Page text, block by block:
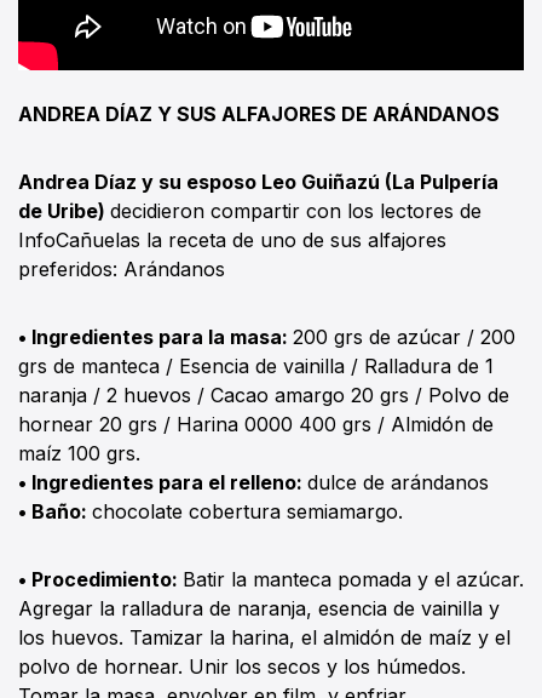
ANDREA DÍAZ Y SUS ALFAJORES DE ARÁNDANOS
Andrea Díaz y su esposo Leo Guiñazú (La Pulpería
de Uribe) decidieron compartir con los lectores de
InfoCañuelas la receta de uno de sus alfajores
preferidos: Arándanos
• Ingredientes para la masa: 200 grs de azúcar / 200
grs de manteca / Esencia de vainilla / Ralladura de 1
naranja / 2 huevos / Cacao amargo 20 grs / Polvo de
hornear 20 grs / Harina 0000 400 grs / Almidón de
maíz 100 grs.
• Ingredientes para el relleno: dulce de arándanos
• Baño: chocolate cobertura semiamargo.
• Procedimiento: Batir la manteca pomada y el azúcar.
Agregar la ralladura de naranja, esencia de vainilla y
los huevos. Tamizar la harina, el almidón de maíz y el
polvo de hornear. Unir los secos y los húmedos.